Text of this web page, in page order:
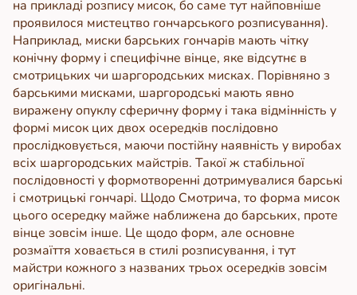
на прикладі розпису мисок, бо саме тут найповніше
проявилося мистецтво гончарського розписування).
Наприклад, миски барських гончарів мають чітку
конічну форму і специфічне вінце, яке відсутнє в
смотрицьких чи шаргородських мисках. Порівняно з
барськими мисками, шаргородські мають явно
виражену опуклу сферичну форму і така відмінність у
формі мисок цих двох осередків послідовно
прослідковується, маючи постійну наявність у виробах
всіх шаргородських майстрів. Такої ж стабільної
послідовності у формотворенні дотримувалися барські
і смотрицькі гончарі. Щодо Смотрича, то форма мисок
цього осередку майже наближена до барських, проте
вінце зовсім інше. Це щодо форм, але основне
розмаїття ховається в стилі розписування, і тут
майстри кожного з названих трьох осередків зовсім
оригінальні.